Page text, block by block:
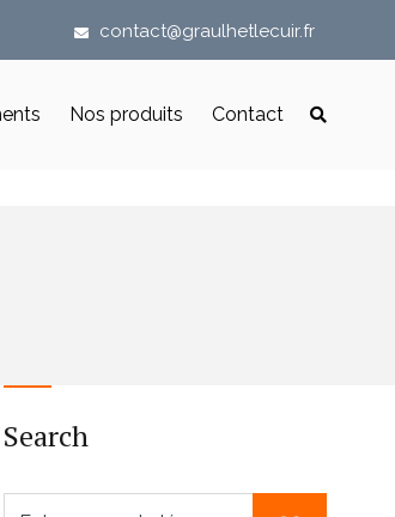
contact@graulhetlecuir.fr
Nos produits Contact
Search